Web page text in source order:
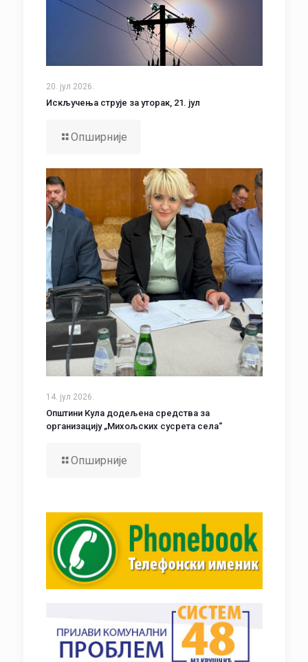
20. јул 2026.
Искључења струје за уторак, 21. јул
Опширније
14. јул 2026.
Општини Кула додељена средства за
организацију „Михољских сусрета села“
Опширније